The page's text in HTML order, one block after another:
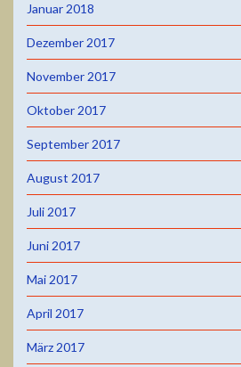
Januar 2018
Dezember 2017
November 2017
Oktober 2017
September 2017
August 2017
Juli 2017
Juni 2017
Mai 2017
April 2017
März 2017